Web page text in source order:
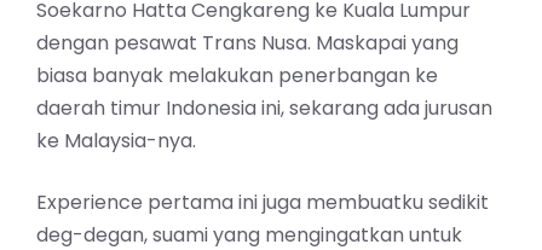
Soekarno Hatta Cengkareng ke Kuala Lumpur
dengan pesawat Trans Nusa. Maskapai yang
biasa banyak melakukan penerbangan ke
daerah timur Indonesia ini, sekarang ada jurusan
ke Malaysia-nya.
Experience pertama ini juga membuatku sedikit
deg-degan, suami yang mengingatkan untuk